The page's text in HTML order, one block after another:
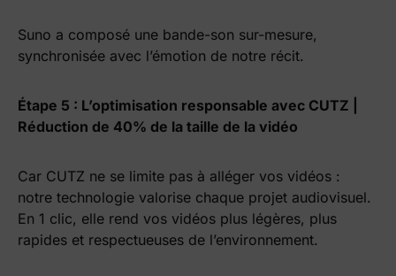
Suno a composé une bande-son sur-mesure,
synchronisée avec l’émotion de notre récit.
Étape 5 : L’optimisation responsable avec CUTZ |
Réduction de 40% de la taille de la vidéo
Car CUTZ ne se limite pas à alléger vos vidéos :
notre technologie valorise chaque projet audiovisuel.
En 1 clic, elle rend vos vidéos plus légères, plus
rapides et respectueuses de l’environnement.